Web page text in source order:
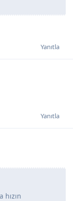
Yanıtla
Yanıtla